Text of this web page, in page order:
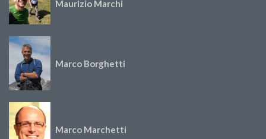
Maurizio Marchi
Marco Borghetti
Marco Marchetti